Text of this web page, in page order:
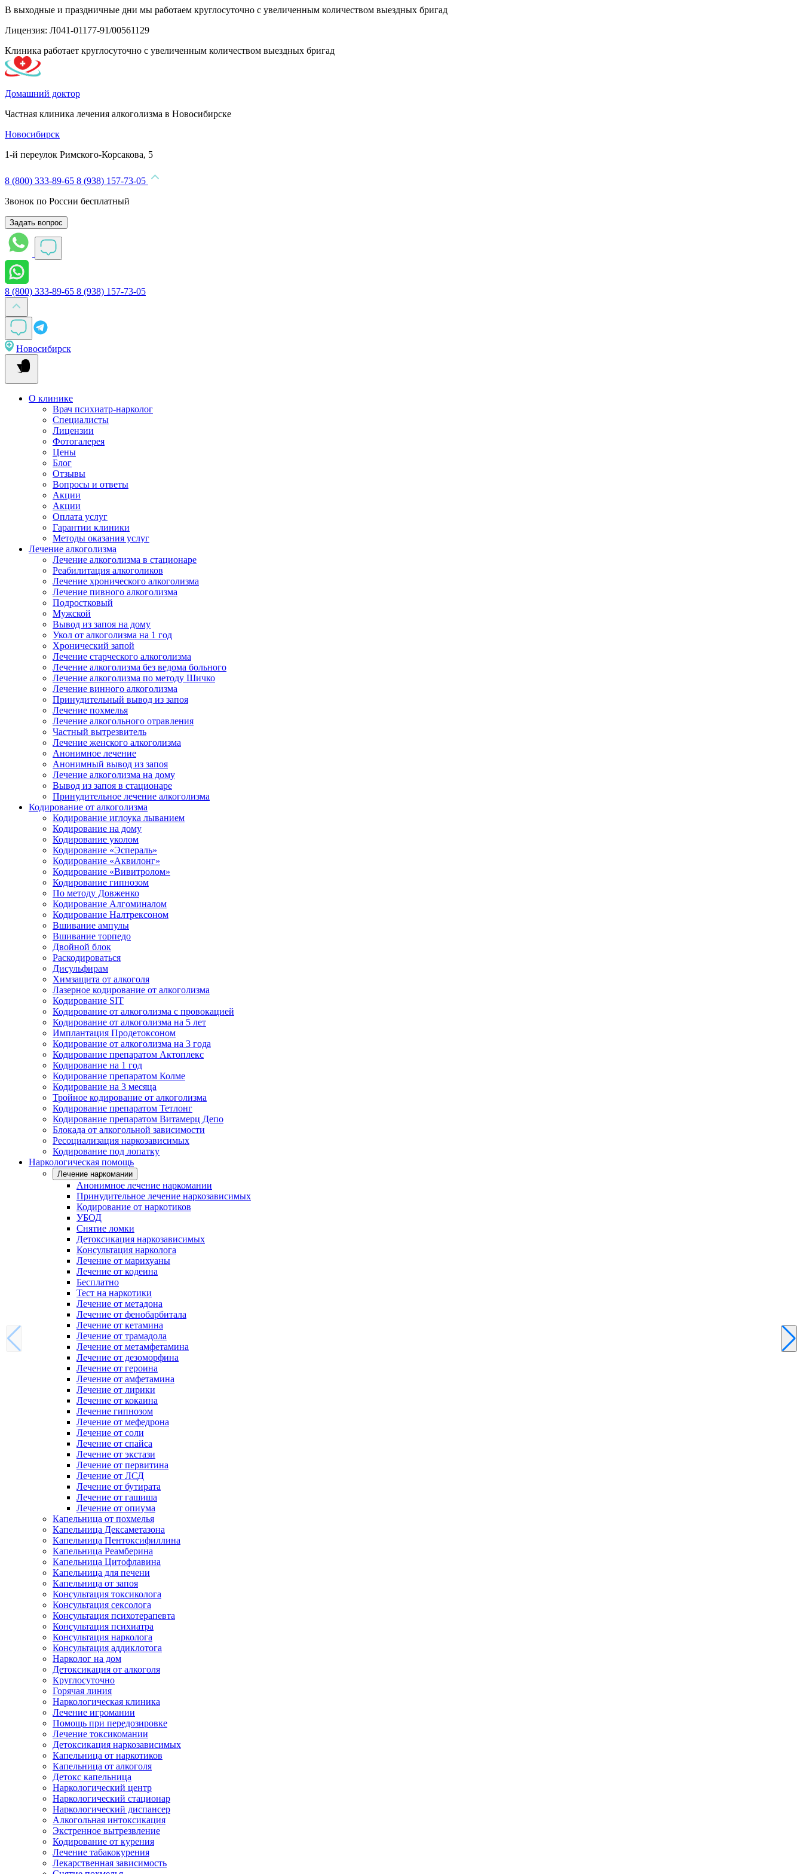
В выходные и праздничные дни мы работаем круглосуточно с увеличенным количеством выездных бригад
Лицензия: Л041-01177-91/00561129
Клиника работает круглосуточно с увеличенным количеством выездных бригад
Домашний доктор
Частная клиника лечения алкоголизма в Новосибирске
Новосибирск
1-й переулок Римского-Корсакова, 5
8 (800) 333-89-65 8 (938) 157-73-05
Звонок по России бесплатный
Задать вопрос
8 (800) 333-89-65 8 (938) 157-73-05
Новосибирск
О клинике
Врач психиатр-нарколог
Специалисты
Лицензии
Фотогалерея
Цены
Блог
Отзывы
Вопросы и ответы
Акции
Акции
Оплата услуг
Гарантии клиники
Методы оказания услуг
Лечение алкоголизма
Лечение алкоголизма в стационаре
Реабилитация алкоголиков
Лечение хронического алкоголизма
Лечение пивного алкоголизма
Подростковый
Мужской
Вывод из запоя на дому
Укол от алкоголизма на 1 год
Хронический запой
Лечение старческого алкоголизма
Лечение алкоголизма без ведома больного
Лечение алкоголизма по методу Шичко
Лечение винного алкоголизма
Принудительный вывод из запоя
Лечение похмелья
Лечение алкогольного отравления
Частный вытрезвитель
Лечение женского алкоголизма
Анонимное лечение
Анонимный вывод из запоя
Лечение алкоголизма на дому
Вывод из запоя в стационаре
Принудительное лечение алкоголизма
Кодирование от алкоголизма
Кодирование иглоука лыванием
Кодирование на дому
Кодирование уколом
Кодирование «Эспераль»
Кодирование «Аквилонг»
Кодирование «Вивитролом»
Кодирование гипнозом
По методу Довженко
Кодирование Алгоминалом
Кодирование Налтрексоном
Вшивание ампулы
Вшивание торпедо
Двойной блок
Раскодироваться
Дисульфирам
Химзащита от алкоголя
Лазерное кодирование от алкоголизма
Кодирование SIT
Кодирование от алкоголизма с провокацией
Кодирование от алкоголизма на 5 лет
Имплантация Продетоксоном
Кодирование от алкоголизма на 3 года
Кодирование препаратом Актоплекс
Кодирование на 1 год
Кодирование препаратом Колме
Кодирование на 3 месяца
Тройное кодирование от алкоголизма
Кодирование препаратом Тетлонг
Кодирование препаратом Витамерц Депо
Блокада от алкогольной зависимости
Ресоциализация наркозависимых
Кодирование под лопатку
Наркологическая помощь
Лечение наркомании
Анонимное лечение наркомании
Принудительное лечение наркозависимых
Кодирование от наркотиков
УБОД
Снятие ломки
Детоксикация наркозависимых
Консультация нарколога
Лечение от марихуаны
Лечение от кодеина
Бесплатно
Тест на наркотики
Лечение от метадона
Лечение от фенобарбитала
Лечение от кетамина
Лечение от трамадола
Лечение от метамфетамина
Лечение от дезоморфина
Лечение от героина
Лечение от амфетамина
Лечение от лирики
Лечение от кокаина
Лечение гипнозом
Лечение от мефедрона
Лечение от соли
Лечение от спайса
Лечение от экстази
Лечение от первитина
Лечение от ЛСД
Лечение от бутирата
Лечение от гашиша
Лечение от опиума
Капельница от похмелья
Капельница Дексаметазона
Капельница Пентоксифиллина
Капельница Реамберина
Капельница Цитофлавина
Капельница для печени
Капельница от запоя
Консультация токсиколога
Консультация сексолога
Консультация психотерапевта
Консультация психиатра
Консультация нарколога
Консультация аддиклотога
Нарколог на дом
Детоксикация от алкоголя
Круглосуточно
Горячая линия
Наркологическая клиника
Лечение игромании
Помощь при передозировке
Лечение токсикомании
Детоксикация наркозависимых
Капельница от наркотиков
Капельница от алкоголя
Детокс капельница
Наркологический центр
Наркологический стационар
Наркологический диспансер
Алкогольная интоксикация
Экстренное вытрезвление
Кодирование от курения
Лечение табакокурения
Лекарственная зависимость